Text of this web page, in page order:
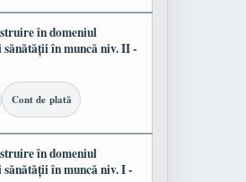
în domeniul
în muncă niv. II -
Cont de plată
în domeniul
în muncă niv. I -